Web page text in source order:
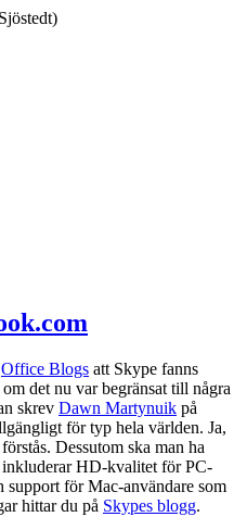
Office Blogs att Skype fanns
det nu var begränsat till några
skrev Dawn Martynuik på
för typ hela världen. Ja,
Dessutom ska man ha
HD-kvalitet för PC-
support för Mac-användare som
hittar du på Skypes blogg.